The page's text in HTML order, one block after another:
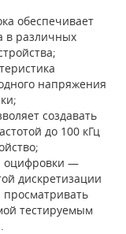
обеспечивает
в различных
напряжения
создавать
до 100 кГц
оцифровки —
дискретизации
просматривать
тестируемым